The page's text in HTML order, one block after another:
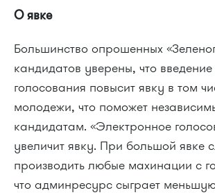
О явке
Большинство опрошенных
кандидатов уверены, что
голосования повысит явку в том
молодежи, что поможет
кандидатам. «Электронное
увеличит явку. При большой явке
производить любые махинации с
что админресурс сыграет